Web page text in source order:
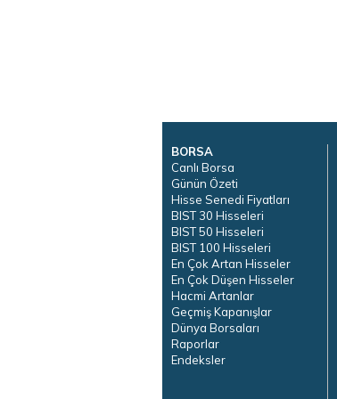
BORSA
Canlı Borsa
Günün Özeti
Hisse Senedi Fiyatları
BIST 30 Hisseleri
BIST 50 Hisseleri
BIST 100 Hisseleri
En Çok Artan Hisseler
En Çok Düşen Hisseler
Hacmi Artanlar
Geçmiş Kapanışlar
Dünya Borsaları
Raporlar
Endeksler